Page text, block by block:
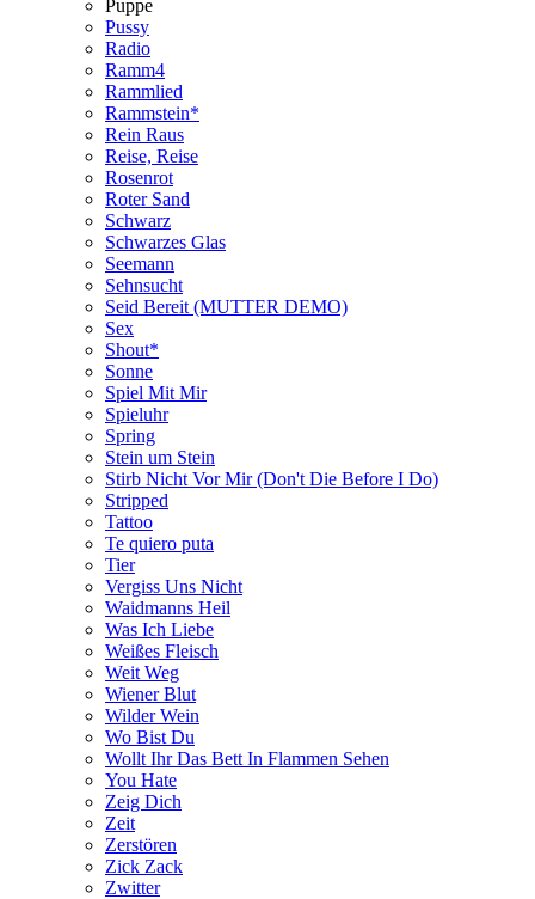
Puppe
Pussy
Radio
Ramm4
Rammlied
Rammstein*
Rein Raus
Reise, Reise
Rosenrot
Roter Sand
Schwarz
Schwarzes Glas
Seemann
Sehnsucht
Seid Bereit (MUTTER DEMO)
Sex
Shout*
Sonne
Spiel Mit Mir
Spieluhr
Spring
Stein um Stein
Stirb Nicht Vor Mir (Don't Die Before I Do)
Stripped
Tattoo
Te quiero puta
Tier
Vergiss Uns Nicht
Waidmanns Heil
Was Ich Liebe
Weißes Fleisch
Weit Weg
Wiener Blut
Wilder Wein
Wo Bist Du
Wollt Ihr Das Bett In Flammen Sehen
You Hate
Zeig Dich
Zeit
Zerstören
Zick Zack
Zwitter